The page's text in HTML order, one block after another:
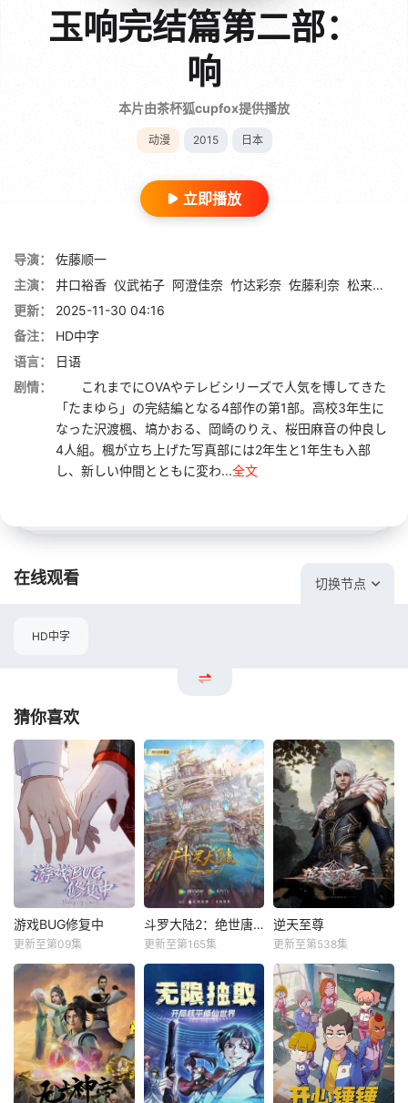
玉响完结篇第二部：
响
本片由茶杯狐cupfox提供播放
动漫 2015 日本
立即播放
导演：
佐藤顺一
主演：
井口裕香 仪武祐子 阿澄佳奈 竹达彩奈 佐藤利奈 松来未祐
更新：
2025-11-30 04:16
备注：
HD中字
语言：
日语
剧情：
これまでにOVAやテレビシリーズで人気を博してきた
「たまゆら」の完結編となる4部作の第1部。高校3年生に
なった沢渡楓、塙かおる、岡崎のりえ、桜田麻音の仲良し
4人組。楓が立ち上げた写真部には2年生と1年生も入部
し、新しい仲間とともに変わ...全文
在线观看 切换节点
HD中字
猜你喜欢
游戏BUG修复中
更新至第09集
斗罗大陆2：绝世唐门
更新至第165集
逆天至尊
更新至第538集